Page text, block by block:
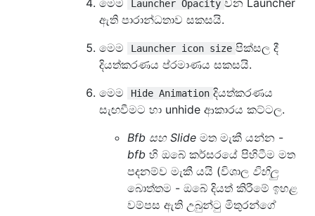
මෙම
Launcher Opacity වන Launcher
ඇති පාරාන්ධතාව සකසයි.
මෙම
Launcher icon size පික්සල දී
දියත්කරණය ප්රමාණය සකසයි.
මෙම
Hide Animation දියත්කරණය
සැඟවීමට හා unhide ආකාරය කට්ටල.
Bfb සහ Slide මත මැකී යන්න -
bfb හි ඔබේ කර්සරයේ පිහිටීම මත
පදනම්ව මැකී යයි (විශාල විහිලු
බොත්තම - ඔබේ දියත් කිරීමේ ඉහළ
වම්පස ඇති උබුන්ටු මිතුරන්ගේ